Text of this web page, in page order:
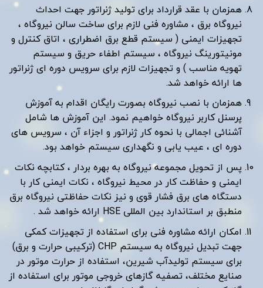
همزمان با عقد قرارداد برای تولید ژنراتور جهت احداث
نیروگاه برق ، مشاوره فنی لازم برای ساخت سالن نیروگاه ،
تجهیزات ایمنی ( سیستم قطع برق اضطراری ، اتاق کنترل و
مونیتورینگ نیروگاه ، سیستم اطفاء حریق و سیستم
تهویه مناسب ) و تجهیزات لازم برای سرویس دوره ای ژنراتور
ها ارائه خواهد شد.
همزمان با نصب نیروگاه بصورت رایگان اقدام به آموزش
پرسنل کاربر نیروگاه خواهیم نمود. این آموزش ها شامل
آشنائی اجمالی با نحوه کار ژنراتور و اجزاء آن ، سرویس های
دوره ای ، عیب یابی و نگهداری سیستم خواهد بود.
پس از تحویل مجموعه نیروگاه به بهره بردار ، کتابچه نکات
ایمنی و حفاظت کار در محیط نیروگاه ، نکات ایمنی کار با
دستگاه های برق فشار قوی و نیز نکات حفاظتی نیروگاه برق
منطبق بر استاندارد بین المللی HSE ارائه خواهد شد .
امکان ارائه مشاوره فنی برای استفاده از تجهیزات کمکی
جهت تبدیل نیروگاه به سیستم CHP (ترکیبی حرارت و برق)
برای سیستم تولیدآب شیرین، استفاده از حرارت موتور در
صنایع مختلف، تصفیه گازهای خروجی موتور برای استفاده از